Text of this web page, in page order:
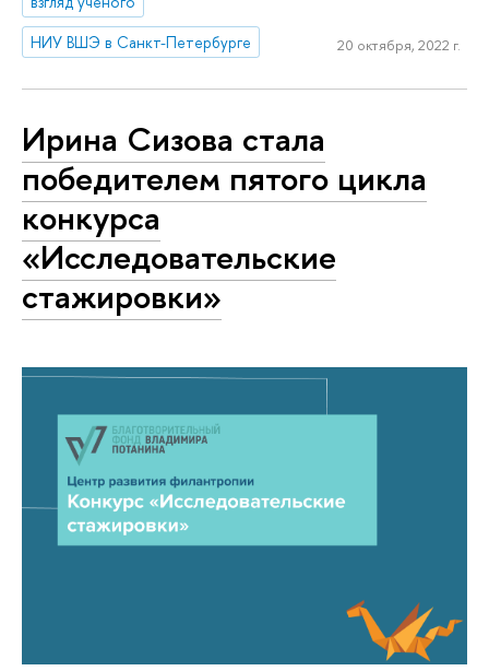
НИУ ВШЭ в Санкт-Петербурге
20 октября, 2022 г.
Ирина Сизова стала
победителем пятого цикла
конкурса
«Исследовательские
стажировки»